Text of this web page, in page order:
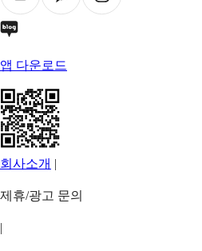
앱 다운로드
회사소개 |
제휴/광고 문의
|